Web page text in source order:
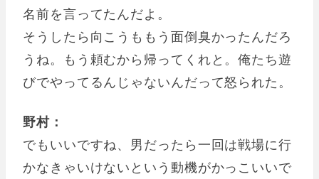
名前を言ってたんだよ。
そうしたら向こうももう面倒臭かったんだろ
うね。もう頼むから帰ってくれと。俺たち遊
びでやってるんじゃないんだって怒られた。
野村：
でもいいですね、男だったら一回は戦場に行
かなきゃいけないという動機がかっこいいで